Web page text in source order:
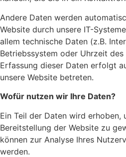
Andere Daten werden
Website durch unsere IT-
allem technische Daten (z.B.
Betriebssystem oder Uhrzeit
Erfassung dieser Daten erfolgt
unsere Website betreten.
Wofür nutzen wir Ihre Daten?
Ein Teil der Daten wird erhoben,
Bereitstellung der Website zu
können zur Analyse Ihres
werden.